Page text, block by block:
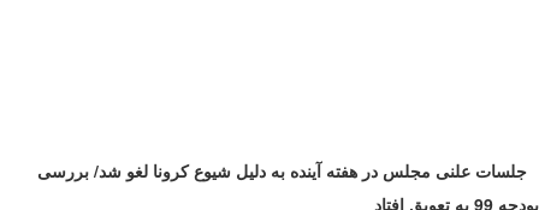
جلسات علنی مجلس در هفته آینده به دلیل شیوع کرونا لغو شد/ بررسی
بودجه 99 به تعویق افتاد